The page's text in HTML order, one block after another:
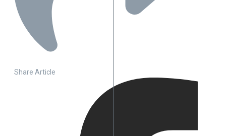
Share Article